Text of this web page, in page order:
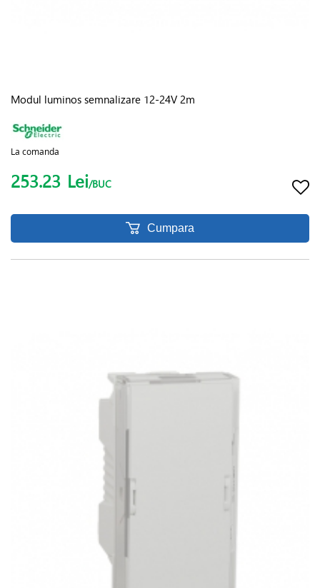
Modul luminos semnalizare 12-24V 2m
La comanda
253.23 Lei/BUC
Cumpara